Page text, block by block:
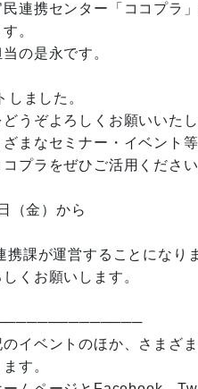
連携センター「ココプラ
。
の是永です。
ました。
うぞよろしくお願いいたし
まなセミナー・イベント
プラをぜひご活用ください
（金）から
課が運営することになり
くお願いします。
イベントのほか、さまざ
す。